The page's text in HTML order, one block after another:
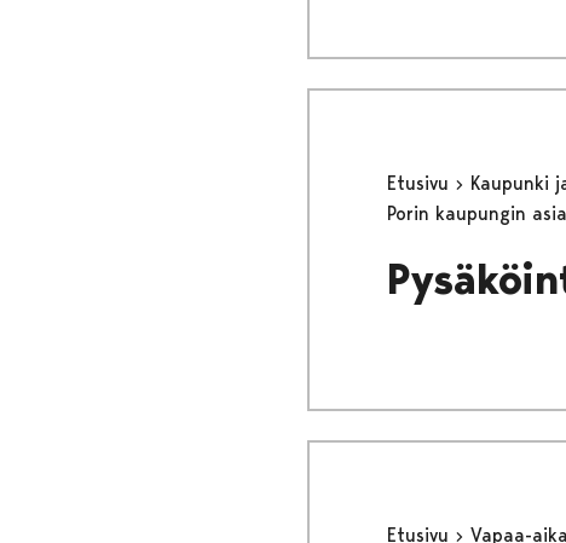
Etusivu Kaupunki
Porin kaupungin
Etusivu Vapaa-aika